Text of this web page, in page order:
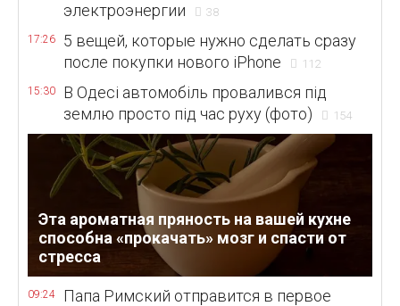
электроэнергии
38
17:26
5 вещей, которые нужно сделать сразу
после покупки нового iPhone
112
15:30
В Одесі автомобіль провалився під
землю просто під час руху (фото)
154
Эта ароматная пряность на вашей кухне
способна «прокачать» мозг и спасти от
стресса
09:24
Папа Римский отправится в первое